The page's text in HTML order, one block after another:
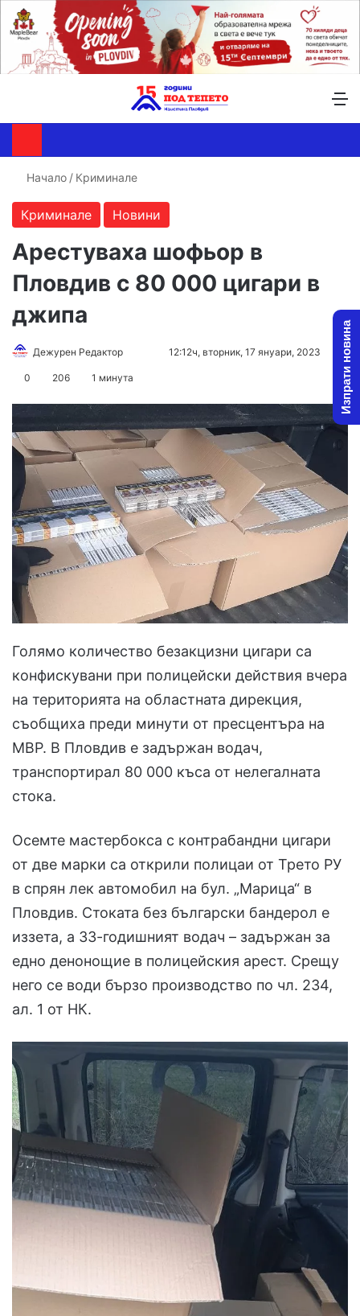
Начало / Криминале
Криминале Новини
Арестуваха шофьор в
Пловдив с 80 000 цигари в
джипа
Дежурен Редактор
Send12:12ч, вторник, 17 януари, 2023
0 206 1 минута
Голямо количество безакцизни цигари са
конфискувани при полицейски действия вчера
на територията на областната дирекция,
съобщиха преди минути от пресцентъра на
МВР. В Пловдив е задържан водач,
транспортирал 80 000 къса от нелегалната
стока.
Осемте мастербокса с контрабандни цигари
от две марки са открили полицаи от Трето РУ
в спрян лек автомобил на бул. „Марица“ в
Пловдив. Стоката без български бандерол е
иззета, а 33-годишният водач – задържан за
едно денонощие в полицейския арест. Срещу
него се води бързо производство по чл. 234,
ал. 1 от НК.
Изпрати новина